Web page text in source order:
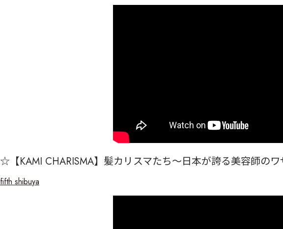
☆【KAMI CHARISMA】髪カリスマたち～日本が誇る美容師のワ
fifth shibuya